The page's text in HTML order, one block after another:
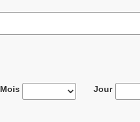
Mois Jour